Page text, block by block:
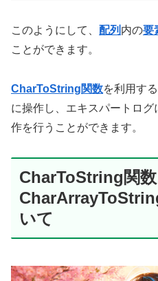
このようにして、 配列 内の要
ことができます。
CharToString関数を利用す
に操作し、エキスパートロ
作を行うことができます。
CharToString関数
いて